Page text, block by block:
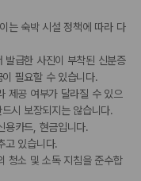
는 숙박 시설 정책에 따라 다
발급한 사진이 부착된 신분증
필요할 수 있습니다.
제공 여부가 달라질 수 있으
시 보장되지는 않습니다.
용카드, 현금입니다.
고 있습니다.
청소 및 소독 지침을 준수합